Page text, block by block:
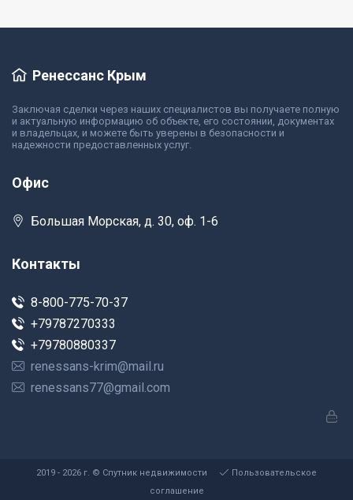
Ренессанс Крым
Заключая сделки через наших специалистов вы получаете полную
и актуальную информацию об объекте, его состоянии, документах
и владельцах, и можете быть уверены в безопасности и
надежности предоставленных услуг.
Офис
Большая Морская, д. 30, оф. 1-6
Контакты
8-800-775-70-37
+79787270333
+79780880337
renessans-krim@mail.ru
renessans77@gmail.com
2019 - 2026 г. © Спутник недвижимости
Пользовательское
соглашение